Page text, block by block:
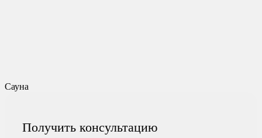
Сауна
Получить консультацию